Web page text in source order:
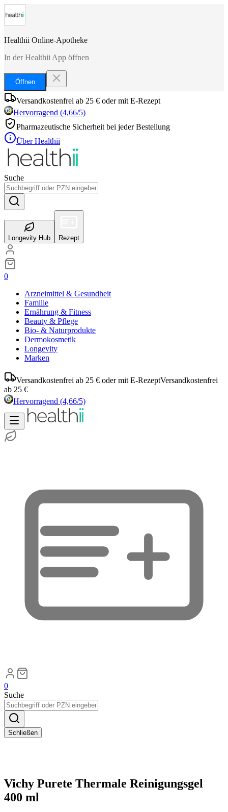
Healthii Online-Apotheke
In der Healthii App öffnen
Öffnen
Versandkostenfrei ab 25 € oder mit E-Rezept
Hervorragend (4,66/5)
Pharmazeutische Sicherheit bei jeder Bestellung
Über Healthii
Suche
Longevity Hub Rezept
0
Arzneimittel & Gesundheit
Familie
Ernährung & Fitness
Beauty & Pflege
Bio- & Naturprodukte
Dermokosmetik
Longevity
Marken
Versandkostenfrei ab 25 € oder mit E-RezeptVersandkostenfrei
ab 25 €
Hervorragend (4,66/5)
0
Suche
Schließen
Vichy Purete Thermale Reinigungsgel
400 ml